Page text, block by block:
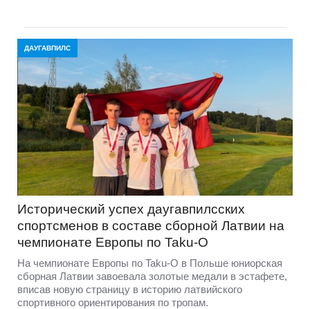
ДАУГАВПИЛС
Исторический успех даугавпилсских
спортсменов в составе сборной Латвии на
чемпионате Европы по Taku-O
На чемпионате Европы по Taku-O в Польше юниорская
сборная Латвии завоевала золотые медали в эстафете,
вписав новую страницу в историю латвийского
спортивного ориентирования по тропам.